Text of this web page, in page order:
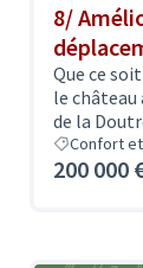
8/
Que ce
le
de la
Confort
200 000